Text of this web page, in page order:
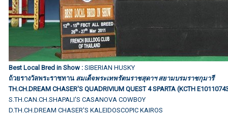
Best Local Bred in Show : SIBERIAN HUSKY
ถ้วยรางวัลพระราชทาน สมเด็จพระเทพรัตนราชสุดาฯ สยามบรมราชกุมารี
TH.CH.DREAM CHASER'S QUADRIVIUM QUEST 4 SPARTA (KCTH
S.TH.CAN.CH.SHAPALI'S CASANOVA COWBOY
D.TH.CH.DREAM CHASER'S KALEIDOSCOPIC KAIROS